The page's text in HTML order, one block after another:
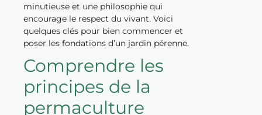
minutieuse et une philosophie qui
encourage le respect du vivant. Voici
quelques clés pour bien commencer et
poser les fondations d’un jardin pérenne.
Comprendre les
principes de la
permaculture